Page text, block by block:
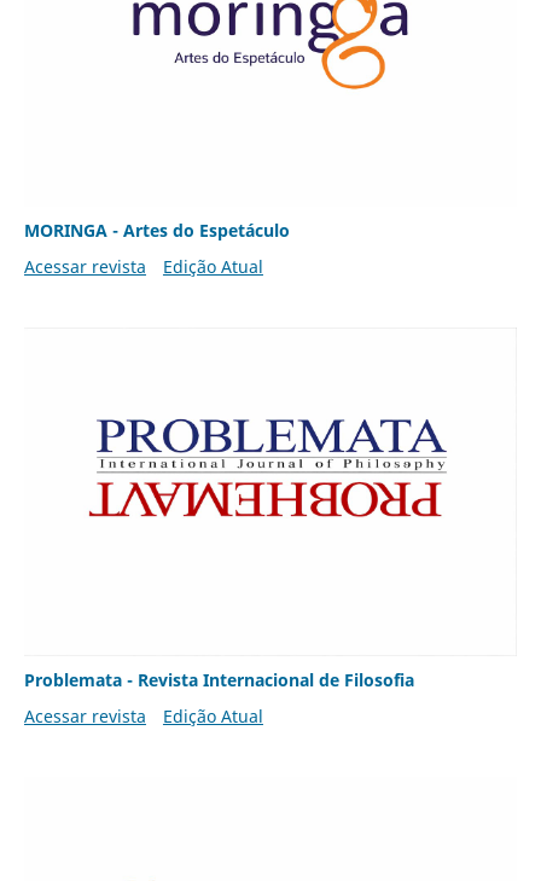
MORINGA - Artes do Espetáculo
Acessar revista
Edição Atual
Problemata - Revista Internacional de Filosofia
Acessar revista
Edição Atual